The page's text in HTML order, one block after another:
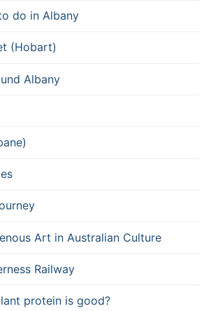
do in Albany
(Hobart)
Albany
Art in Australian Culture
Railway
protein is good?